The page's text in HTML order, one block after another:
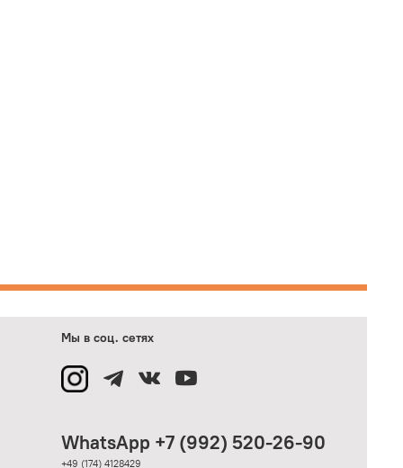
Мы в соц. сетях
WhatsApp +7 (992) 520-26-90
+49 (174) 4128429